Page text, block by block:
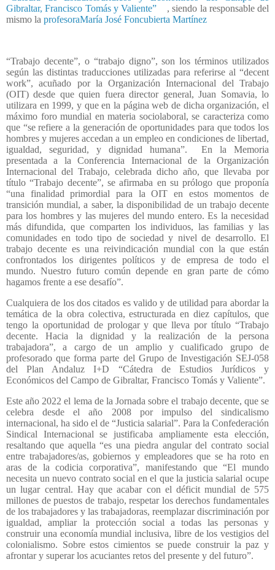
Gibraltar, Francisco Tomás y Valiente”
, siendo la responsable del
mismo la profesoraMaría José Foncubierta Martínez
“Trabajo decente”, o “trabajo digno”, son los términos utilizados
según las distintas traducciones utilizadas para referirse al “decent
work”, acuñado por la Organización Internacional del Trabajo
(OIT) desde que quien fuera director general, Juan Somavia, lo
utilizara en 1999, y que en la página web de dicha organización, el
máximo foro mundial en materia sociolaboral, se caracteriza como
que “se refiere a la generación de oportunidades para que todos los
hombres y mujeres accedan a un empleo en condiciones de libertad,
igualdad, seguridad, y dignidad humana”.
En la Memoria
presentada a la Conferencia Internacional de la Organización
Internacional del Trabajo, celebrada dicho año, que llevaba por
título “Trabajo decente”, se afirmaba en su prólogo que proponía
“una finalidad primordial para la OIT en estos momentos de
transición mundial, a saber, la disponibilidad de un trabajo decente
para los hombres y las mujeres del mundo entero. Es la necesidad
más difundida, que comparten los individuos, las familias y las
comunidades en todo tipo de sociedad y nivel de desarrollo. El
trabajo decente es una reivindicación mundial con la que están
confrontados los dirigentes políticos y de empresa de todo el
mundo. Nuestro futuro común depende en gran parte de cómo
hagamos frente a ese desafío”.
Cualquiera de los dos citados es valido y de utilidad para abordar la
temática de la obra colectiva, estructurada en diez capítulos, que
tengo la oportunidad de prologar y que lleva por título “Trabajo
decente. Hacia la dignidad y la realización de la persona
trabajadora”,a cargo de un amplio y cualificado grupo de
profesorado que forma parte del Grupo de Investigación SEJ-058
del Plan Andaluz I+D “Cátedra de Estudios Jurídicos y
Económicos del Campo de Gibraltar, Francisco Tomás y Valiente”.
Este año 2022 el lema de la Jornada sobre el trabajo decente, que se
celebra desde el año 2008 por impulso del sindicalismo
internacional, ha sido el de “Justicia salarial”. Para la Confederación
Sindical Internacional se justificaba ampliamente esta elección,
resaltando que aquella “es una piedra angular del contrato social
entre trabajadores/as, gobiernos y empleadores que se ha roto en
aras de la codicia corporativa”, manifestando que “El mundo
necesita un nuevo contrato social en el que la justicia salarial ocupe
un lugar central. Hay que acabar con el déficit mundial de 575
millones de puestos de trabajo, respetar los derechos fundamentales
de los trabajadores y las trabajadoras, reemplazar discriminación por
igualdad, ampliar la protección social a todas las personas y
construir una economía mundial inclusiva, libre de los vestigios del
colonialismo. Sobre estos cimientos se puede construir la paz y
afrontar y superar los acuciantes retos del presente y del futuro”.